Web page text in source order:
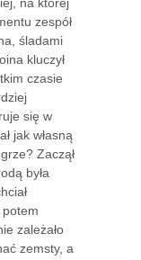
zespół
śladami
kluczył
czasie
się w
jak własną
Zaczął
była
potem
zależało
zemsty, a